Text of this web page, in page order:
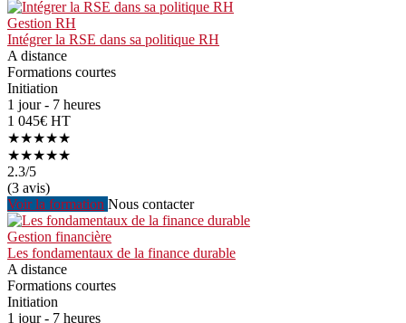
Gestion RH
Intégrer la RSE dans sa politique RH
A distance
Formations courtes
Initiation
1 jour - 7 heures
1 045€ HT
★★★★★
★★★★★
2.3/5
(3 avis)
Voir la formation Nous contacter
Gestion financière
Les fondamentaux de la finance durable
A distance
Formations courtes
Initiation
1 jour - 7 heures